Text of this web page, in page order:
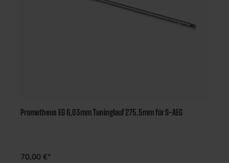
Prometheus EG 6,03mm Tuninglauf 275.5mm für S-AEG
70,00 €*